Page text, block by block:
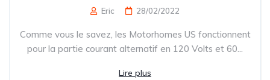
Eric 28/02/2022
Comme vous le savez, les Motorhomes US fonctionnent
pour la partie courant alternatif en 120 Volts et 60...
Lire plus